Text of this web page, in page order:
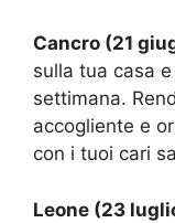
Cancro (21
sulla tua casa
settimana.
accogliente e
con i tuoi cari
Leone (23